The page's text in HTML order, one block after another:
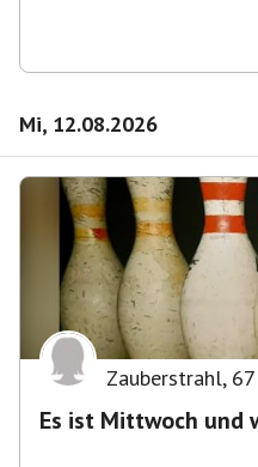
Mi, 12.08.2026
Zauberstrahl, 67
Es ist Mittwoch und